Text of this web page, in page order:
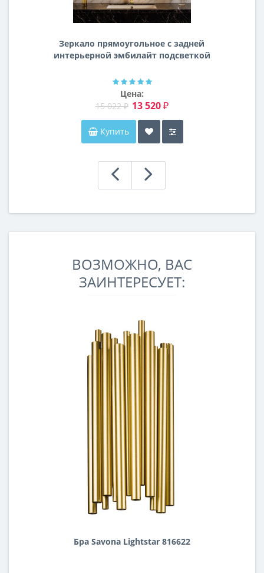
Зеркало прямоугольное с задней
интерьерной эмбилайт подсветкой
Цена:
15 022 ₽ 13 520 ₽
Купить
ВОЗМОЖНО, ВАС
ЗАИНТЕРЕСУЕТ:
Бра Savona Lightstar 816622